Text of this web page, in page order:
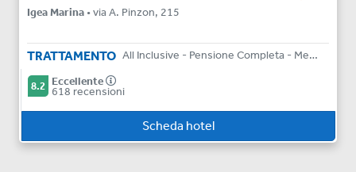
Igea Marina • via A. Pinzon, 215
TRATTAMENTO All Inclusive - Pensione Completa - Mezza Pensione - Bed & Breakfast
8.2 Eccellente
618 recensioni
Scheda hotel